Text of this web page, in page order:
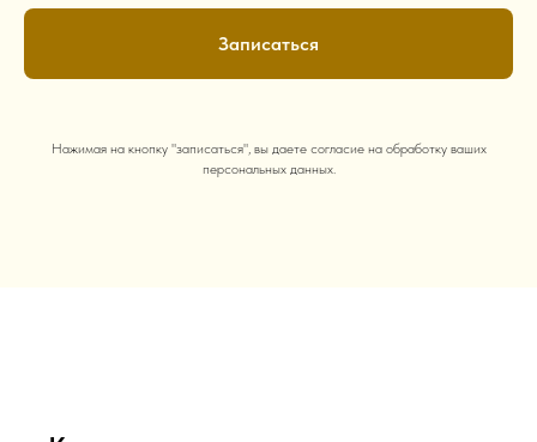
Записаться
Нажимая на кнопку "записаться", вы даете согласие на обработку ваших
персональных данных.